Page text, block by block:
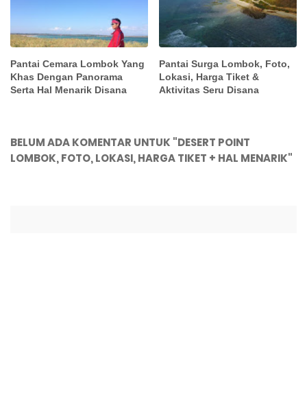
Pantai Cemara Lombok Yang
Khas Dengan Panorama
Serta Hal Menarik Disana
Pantai Surga Lombok, Foto,
Lokasi, Harga Tiket &
Aktivitas Seru Disana
BELUM ADA KOMENTAR UNTUK "DESERT POINT
LOMBOK, FOTO, LOKASI, HARGA TIKET + HAL MENARIK"